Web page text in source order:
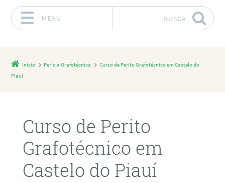
MENU BUSCA
Início Perícia Grafotécnica
Curso de Perito Grafotécnico em Castelo do
Piauí
Curso de Perito
Grafotécnico em
Castelo do Piauí